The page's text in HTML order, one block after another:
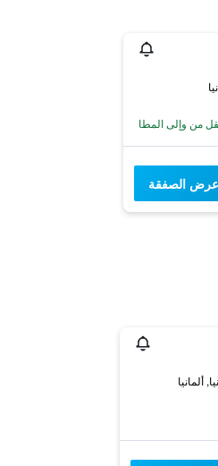
من وإلى المطار
عرض الصفقة